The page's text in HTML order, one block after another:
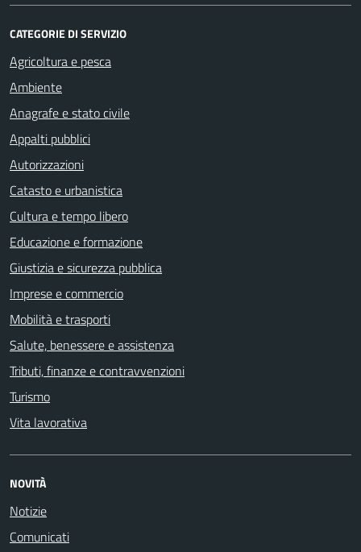
CATEGORIE DI SERVIZIO
Agricoltura e pesca
Ambiente
Anagrafe e stato civile
Appalti pubblici
Autorizzazioni
Catasto e urbanistica
Cultura e tempo libero
Educazione e formazione
Giustizia e sicurezza pubblica
Imprese e commercio
Mobilità e trasporti
Salute, benessere e assistenza
Tributi, finanze e contravvenzioni
Turismo
Vita lavorativa
NOVITÀ
Notizie
Comunicati